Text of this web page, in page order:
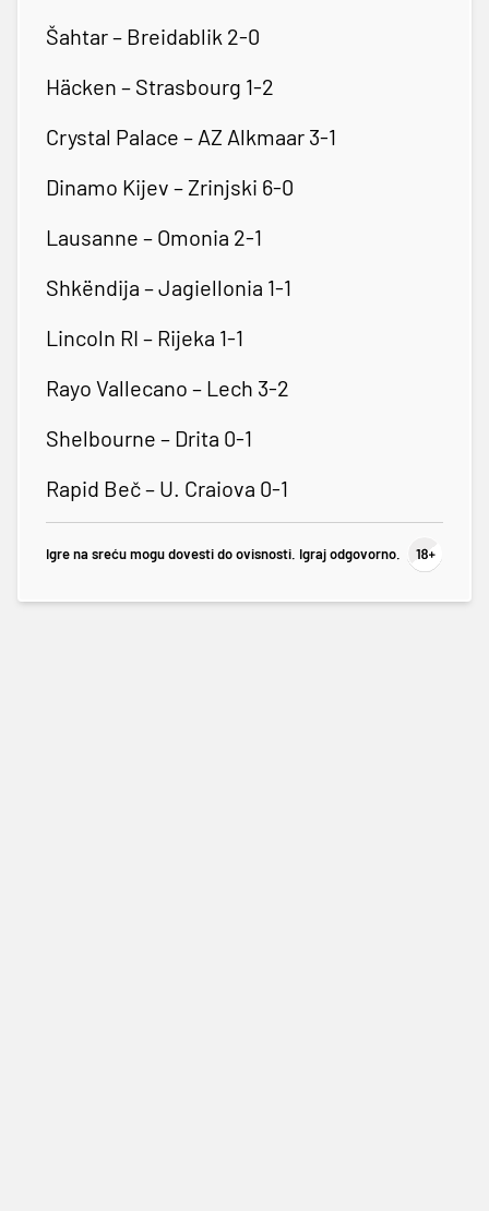
Šahtar – Breidablik 2-0
Häcken – Strasbourg 1-2
Crystal Palace – AZ Alkmaar 3-1
Dinamo Kijev – Zrinjski 6-0
Lausanne – Omonia 2-1
Shkëndija – Jagiellonia 1-1
Lincoln RI – Rijeka 1-1
Rayo Vallecano – Lech 3-2
Shelbourne – Drita 0-1
Rapid Beč – U. Craiova 0-1
Igre na sreću mogu dovesti do ovisnosti. Igraj odgovorno.